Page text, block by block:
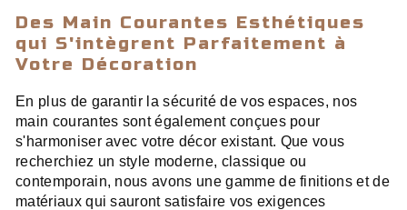
Des Main Courantes Esthétiques
qui S'intègrent Parfaitement à
Votre Décoration
En plus de garantir la sécurité de vos espaces, nos
main courantes sont également conçues pour
s'harmoniser avec votre décor existant. Que vous
recherchiez un style moderne, classique ou
contemporain, nous avons une gamme de finitions et de
matériaux qui sauront satisfaire vos exigences